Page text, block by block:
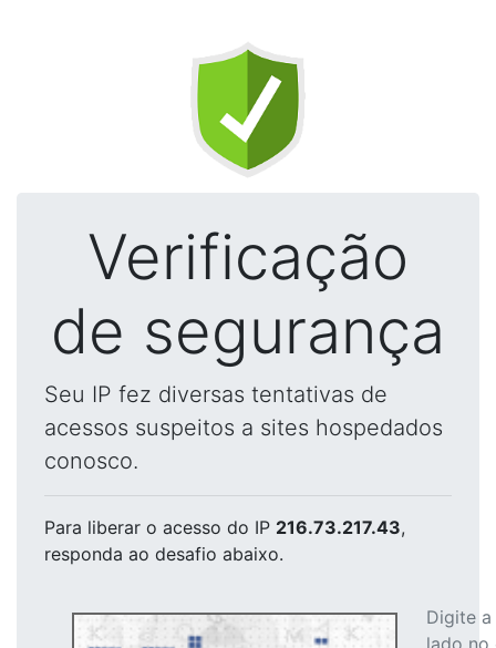
Verificação
de segurança
Seu IP fez diversas tentativas de
acessos suspeitos a sites hospedados
conosco.
Para liberar o acesso do IP 216.73.217.43,
responda ao desafio abaixo.
Digite
lado no